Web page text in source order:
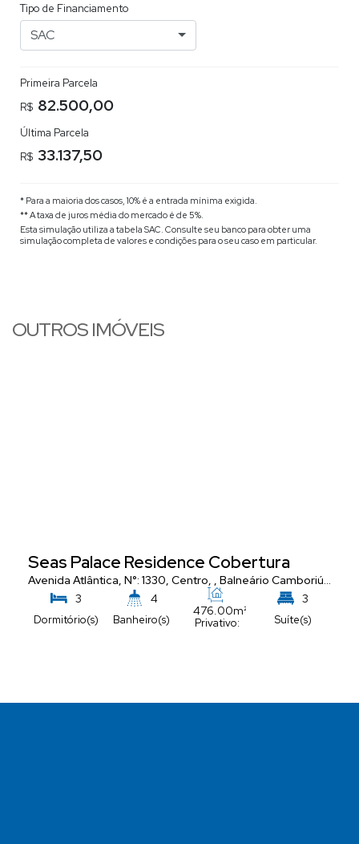
Tipo de Financiamento
SAC
Primeira Parcela
R$ 82.500,00
Última Parcela
R$ 33.137,50
* Para a maioria dos casos, 10% é a entrada mínima exigida.
** A taxa de juros média do mercado é de 5%.
Esta simulação utiliza a tabela SAC. Consulte seu banco para obter uma
simulação completa de valores e condições para o seu caso em particular.
OUTROS IMÓVEIS
Seas Palace Residence Cobertura
Avenida Atlântica, N°: 1330, Centro , Balneário Camboriú,
3
Dormitório(s)
4
Banheiro(s) Privativo:
476.00m²
3
Suíte(s)